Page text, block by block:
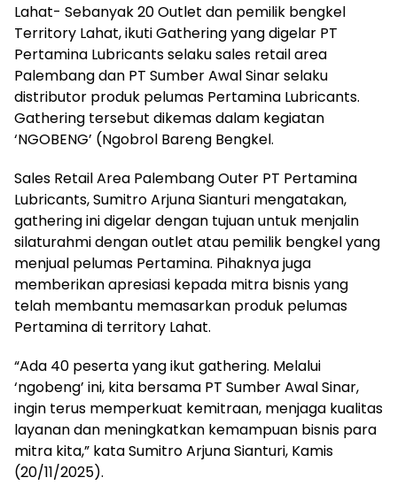
Lahat- Sebanyak 20 Outlet dan pemilik bengkel
Territory Lahat, ikuti Gathering yang digelar PT
Pertamina Lubricants selaku sales retail area
Palembang dan PT Sumber Awal Sinar selaku
distributor produk pelumas Pertamina Lubricants.
Gathering tersebut dikemas dalam kegiatan
‘NGOBENG’ (Ngobrol Bareng Bengkel.
Sales Retail Area Palembang Outer PT Pertamina
Lubricants, Sumitro Arjuna Sianturi mengatakan,
gathering ini digelar dengan tujuan untuk menjalin
silaturahmi dengan outlet atau pemilik bengkel yang
menjual pelumas Pertamina. Pihaknya juga
memberikan apresiasi kepada mitra bisnis yang
telah membantu memasarkan produk pelumas
Pertamina di territory Lahat.
“Ada 40 peserta yang ikut gathering. Melalui
‘ngobeng’ ini, kita bersama PT Sumber Awal Sinar,
ingin terus memperkuat kemitraan, menjaga kualitas
layanan dan meningkatkan kemampuan bisnis para
mitra kita,” kata Sumitro Arjuna Sianturi, Kamis
(20/11/2025).